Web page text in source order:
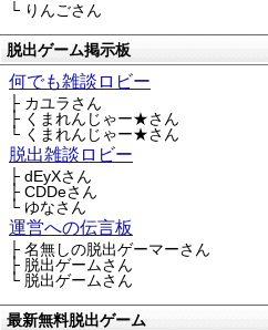
└ りんごさん
脱出ゲーム掲示板
何でも雑談ロビー
├ カユラさん
├ くまれんじゃー★さん
└ くまれんじゃー★さん
脱出雑談ロビー
├ dEyXさん
├ CDDeさん
└ ゆなさん
運営への伝言板
├ 名無しの脱出ゲーマーさん
├ 脱出ゲームさん
└ 脱出ゲームさん
最新無料脱出ゲーム